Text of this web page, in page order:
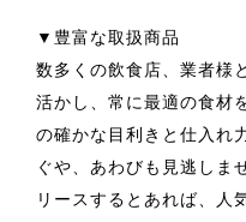
▼豊富な取扱商品
数多くの飲食店、業者様
活かし、常に最適の食材
の確かな目利きと仕入れ
ぐや、あわびも見逃しま
リースするとあれば、人